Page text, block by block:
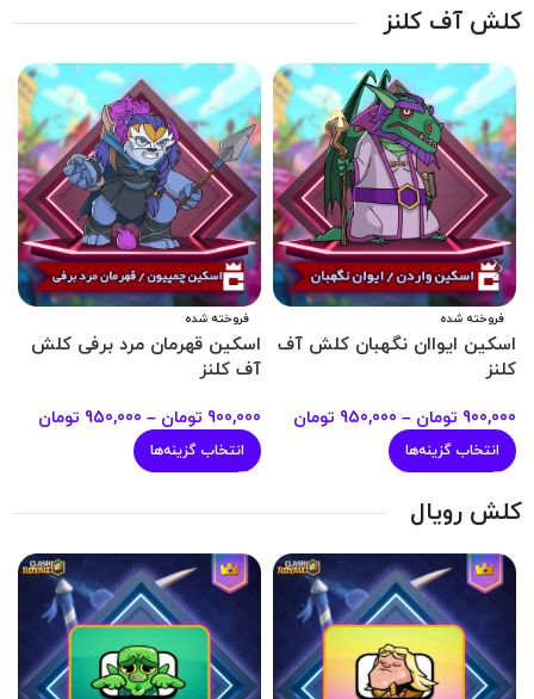
کلش آف کلنز
فروخته شده
اسکین ایواان نگهبان کلش آف
کلنز
900,000 تومان –
950,000 تومان
انتخاب گزینه‌ها
فروخته شده
اسکین قهرمان مرد برفی کلش
آف کلنز
900,000 تومان –
950,000 تومان
انتخاب گزینه‌ها
کلش رویال